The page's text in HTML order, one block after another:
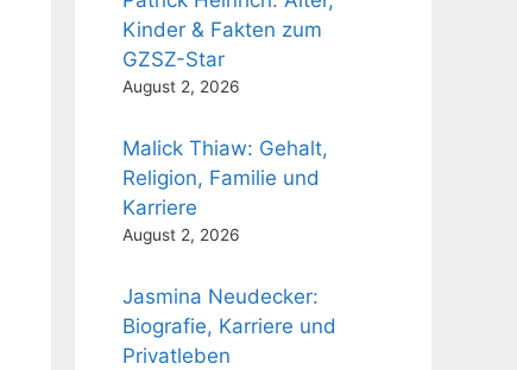
Kinder & Fakten zum
GZSZ-Star
August 2, 2026
Malick Thiaw: Gehalt,
Religion, Familie und
Karriere
August 2, 2026
Jasmina Neudecker:
Biografie, Karriere und
Privatleben